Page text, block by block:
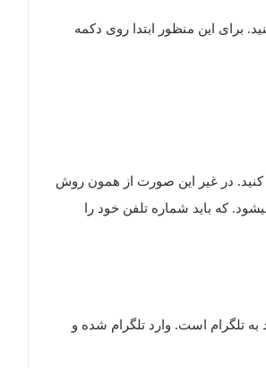
برای این منظور ابتدا روی دکمه
کنید. در غیر این صورت از همون روش
که باید شماره تلفن خود را
تلگرام است. وارد تلگرام شده و